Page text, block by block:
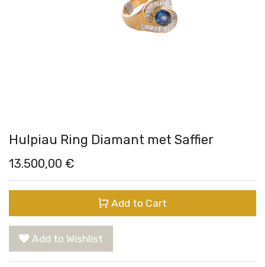
Hulpiau Ring Diamant met Saffier
13.500,00 €
Add to Cart
Add to Wishlist